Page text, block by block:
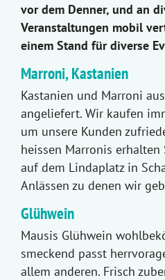
vor dem Denner, und an
Veranstaltungen mobil
einem Stand für diverse
Marroni, Kastanien
Kastanien und Marroni
angeliefert. Wir kaufen
um unsere Kunden
heissen Marronis erhalten
auf dem Lindaplatz in
Anlässen zu denen wir
Glühwein
Mausis Glühwein
smeckend passt
allem anderen. Frisch